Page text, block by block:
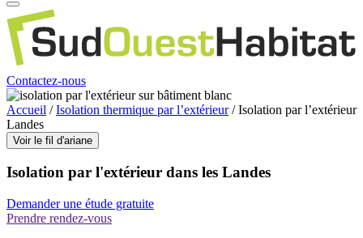
Contactez-nous
Accueil /Isolation thermique par l’extérieur/Isolation par l’extérieur
Landes
Voir le fil d'ariane
Isolation par l'extérieur dans les Landes
Demander une étude gratuite
Prendre rendez-vous